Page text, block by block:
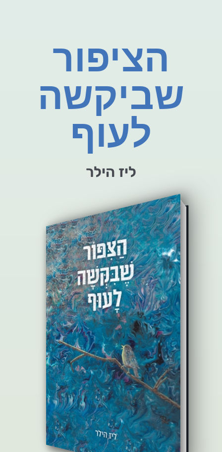
הציפור
שביקשה
לעוף
ליז הילר